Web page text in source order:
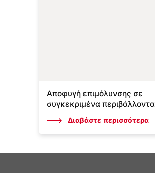
Αποφυγή επιμόλυνσης σε
συγκεκριμένα περιβάλλοντα
Διαβάστε περισσότερα